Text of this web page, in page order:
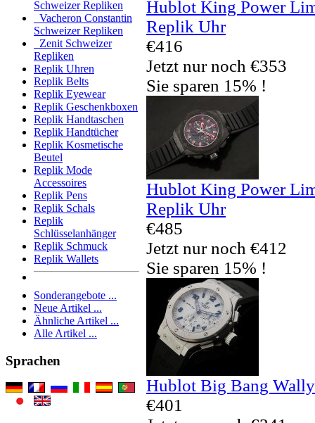
Schweizer Repliken
Vacheron Constantin
Schweizer Repliken
Zenit Schweizer
Repliken
Replik Uhren
Replik Belts
Replik Eyewear
Replik Geschenkboxen
Replik Handtaschen
Replik Handtücher
Replik Kosmetische
Beutel
Replik Mode
Accessoires
Replik Pens
Replik Schals
Replik
Schlüsselanhänger
Replik Schmuck
Replik Wallets
Sonderangebote ...
Neue Artikel ...
Ähnliche Artikel ...
Alle Artikel ...
Sprachen
Hublot King Power
Replik Uhr
€416
Jetzt nur noch €353
Sie sparen 15% !
Hublot King Power
Replik Uhr
€485
Jetzt nur noch €412
Sie sparen 15% !
Hublot Big Bang
€401